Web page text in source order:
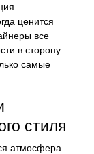
ценится
все
в сторону
самые
стиля
атмосфера